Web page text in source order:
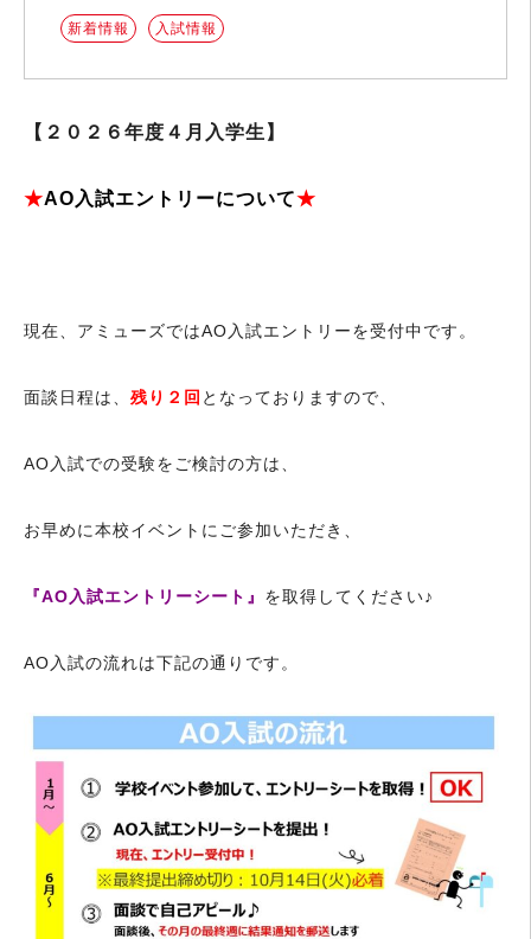
新着情報 入試情報
【２０２６年度４月入学生】
★AO入試エントリーについて★
現在、アミューズではAO入試エントリーを受付中です。
面談日程は、 残り２回 となっておりますので、
AO入試での受験をご検討の方は、
お早めに本校イベントにご参加いただき、
『AO入試エントリ ーシート』 を取得してください♪
AO入試の流れは下記の通りです。